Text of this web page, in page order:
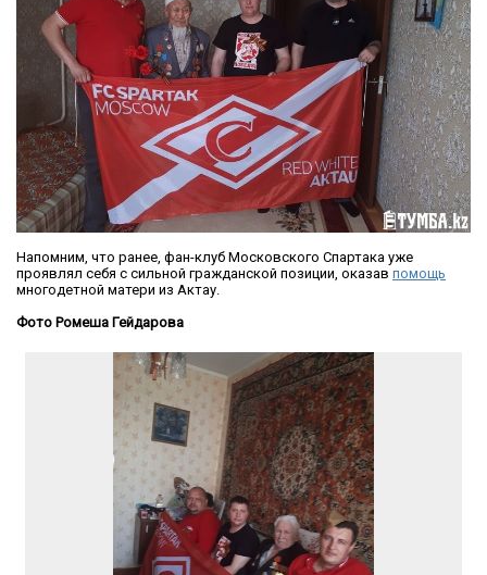
Напомним, что ранее, фан-клуб Московского Спартака уже
проявлял себя с сильной гражданской позиции, оказав помощь
многодетной матери из Актау.
Фото Ромеша Гейдарова